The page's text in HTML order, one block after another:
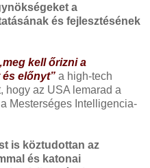
a
és fejlesztésének
kell őrizni a
előnyt” a high-tech
hogy az USA lemarad a
Mesterséges Intelligencia-
is köztudottan az
és katonai